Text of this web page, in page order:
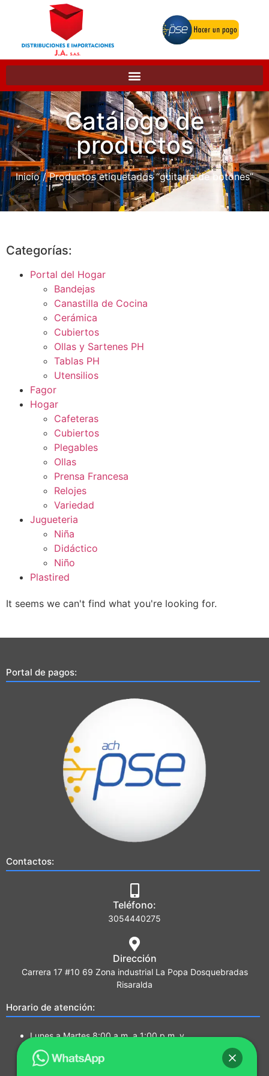
Catálogo de
productos
Inicio/ Productos etiquetados “guitarra de botones”
Categorías:
Portal del Hogar
Bandejas
Canastilla de Cocina
Cerámica
Cubiertos
Ollas y Sartenes PH
Tablas PH
Utensilios
Fagor
Hogar
Cafeteras
Cubiertos
Plegables
Ollas
Prensa Francesa
Relojes
Variedad
Jugueteria
Niña
Didáctico
Niño
Plastired
It seems we can't find what you're looking for.
Portal de pagos:
Contactos:
Teléfono:
3054440275
Dirección
Carrera 17 #10 69 Zona industrial La Popa Dosquebradas
Risaralda
Horario de atención:
Lunes a Martes 8:00 a.m. a 1:00 p.m. y
2:00 p.m. a 5:00 p.m.
Miércoles a Jueves 7:00a.m a 1:00 p.m. y